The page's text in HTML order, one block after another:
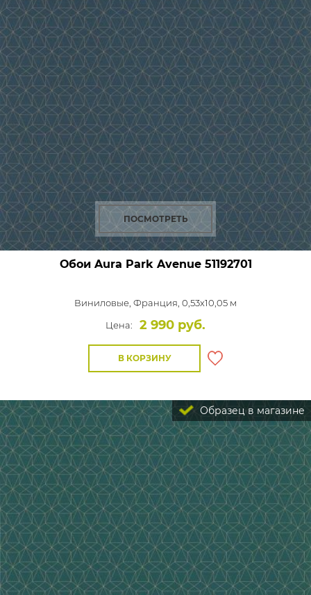
ПОСМОТРЕТЬ
Обои Aura Park Avenue51192701
Виниловые, Франция, 0,53x10,05 м
Цена:
2 990 руб.
В КОРЗИНУ
Образец в магазине